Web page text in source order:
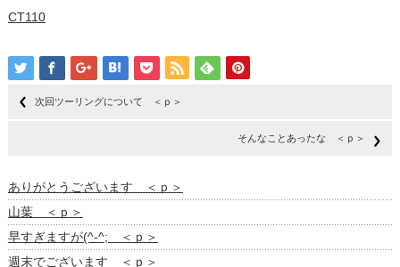
CT110
次回ツーリングについて ＜ｐ＞
そんなことあったな ＜ｐ＞
ありがとうございます ＜ｐ＞
山葉 ＜ｐ＞
早すぎますが(^-^; ＜ｐ＞
週末でございます ＜ｐ＞